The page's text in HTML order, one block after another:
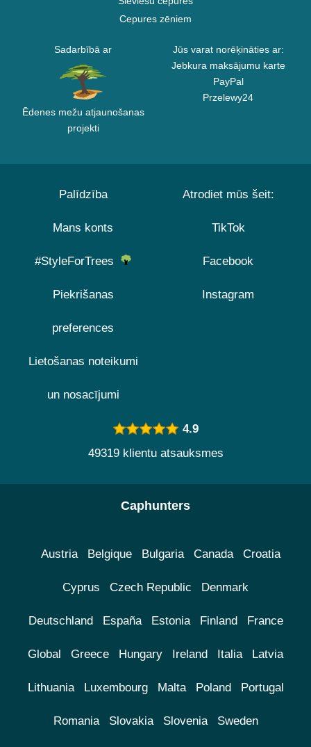
Cepures zēniem
Sadarbībā ar
Ēdenes mežu atjaunošanas
projekti
Jūs varat norēķināties ar:
Jebkura maksājumu karte
PayPal
Przelewy24
Palīdzība
Mans konts
#StyleForTrees
Piekrišanas
preferences
Lietošanas noteikumi
un nosacījumi
Atrodiet mūs šeit:
TikTok
Facebook
Instagram
4.9
49319 klientu atsauksmes
Caphunters
Austria Belgique Bulgaria Canada Croatia
Cyprus Czech Republic Denmark
Deutschland España Estonia Finland France
Global Greece Hungary Ireland Italia Latvia
Lithuania Luxembourg Malta Poland Portugal
Romania Slovakia Slovenia Sweden